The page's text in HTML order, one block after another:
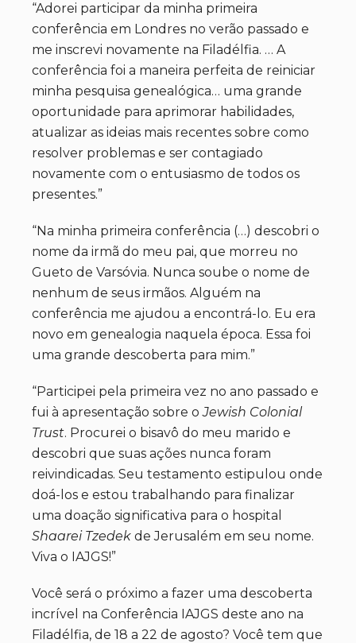
“Adorei participar da minha primeira
conferência em Londres no verão passado e
me inscrevi novamente na Filadélfia. … A
conferência foi a maneira perfeita de reiniciar
minha pesquisa genealógica… uma grande
oportunidade para aprimorar habilidades,
atualizar as ideias mais recentes sobre como
resolver problemas e ser contagiado
novamente com o entusiasmo de todos os
presentes.”
“Na minha primeira conferência (…) descobri o
nome da irmã do meu pai, que morreu no
Gueto de Varsóvia. Nunca soube o nome de
nenhum de seus irmãos. Alguém na
conferência me ajudou a encontrá-lo. Eu era
novo em genealogia naquela época. Essa foi
uma grande descoberta para mim.”
“Participei pela primeira vez no ano passado e
fui à apresentação sobre oJewish Colonial
Trust. Procurei o bisavô do meu marido e
descobri que suas ações nunca foram
reivindicadas. Seu testamento estipulou onde
doá-los e estou trabalhando para finalizar
uma doação significativa para o hospital
Shaarei Tzedek de Jerusalém em seu nome.
Viva o IAJGS!”
Você será o próximo a fazer uma descoberta
incrível na Conferência IAJGS deste ano na
Filadélfia, de 18 a 22 de agosto? Você tem que